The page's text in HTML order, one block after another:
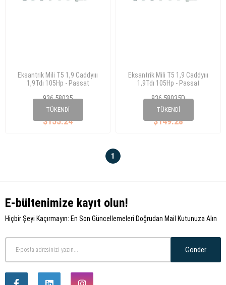
TÜKENDI
Eksantrik Mili T5 1,9 Caddyııı
1,9Tdı 105Hp - Passat
936 58035
$155.24
038 109 101 R TÜKENDI
Eksantrik Mili T5 1,9 Caddyııı
1,9Tdı 105Hp - Passat
936 58035D
$149.28
038 109 101 R
1
E-bültenimize kayıt olun!
Hiçbir Şeyi Kaçırmayın: En Son Güncellemeleri Doğrudan Mail Kutunuza Alın
Gönder